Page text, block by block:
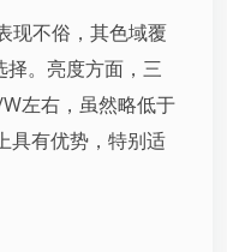
现不俗，其色域覆
。亮度方面，三
左右，虽然略低于
具有优势，特别适